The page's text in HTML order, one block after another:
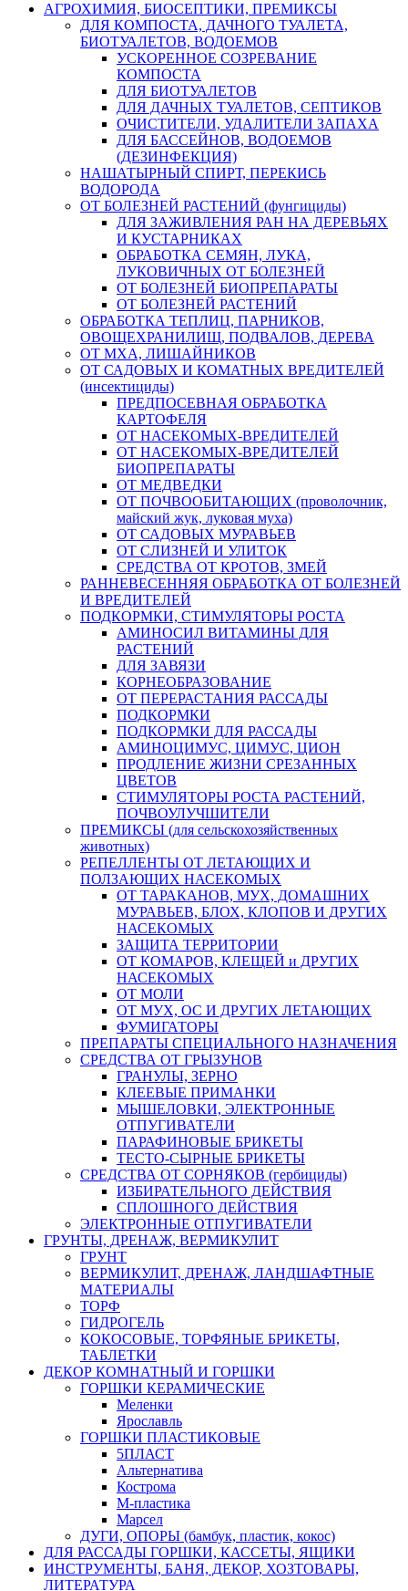
АГРОХИМИЯ, БИОСЕПТИКИ, ПРЕМИКСЫ
ДЛЯ КОМПОСТА, ДАЧНОГО ТУАЛЕТА,
БИОТУАЛЕТОВ, ВОДОЕМОВ
УСКОРЕННОЕ СОЗРЕВАНИЕ
КОМПОСТА
ДЛЯ БИОТУАЛЕТОВ
ДЛЯ ДАЧНЫХ ТУАЛЕТОВ, СЕПТИКОВ
ОЧИСТИТЕЛИ, УДАЛИТЕЛИ ЗАПАХА
ДЛЯ БАССЕЙНОВ, ВОДОЕМОВ
(ДЕЗИНФЕКЦИЯ)
НАШАТЫРНЫЙ СПИРТ, ПЕРЕКИСЬ
ВОДОРОДА
ОТ БОЛЕЗНЕЙ РАСТЕНИЙ (фунгициды)
ДЛЯ ЗАЖИВЛЕНИЯ РАН НА ДЕРЕВЬЯХ
И КУСТАРНИКАХ
ОБРАБОТКА СЕМЯН, ЛУКА,
ЛУКОВИЧНЫХ ОТ БОЛЕЗНЕЙ
ОТ БОЛЕЗНЕЙ БИОПРЕПАРАТЫ
ОТ БОЛЕЗНЕЙ РАСТЕНИЙ
ОБРАБОТКА ТЕПЛИЦ, ПАРНИКОВ,
ОВОЩЕХРАНИЛИЩ, ПОДВАЛОВ, ДЕРЕВА
ОТ МХА, ЛИШАЙНИКОВ
ОТ САДОВЫХ И КОМАТНЫХ ВРЕДИТЕЛЕЙ
(инсектициды)
ПРЕДПОСЕВНАЯ ОБРАБОТКА
КАРТОФЕЛЯ
ОТ НАСЕКОМЫХ-ВРЕДИТЕЛЕЙ
ОТ НАСЕКОМЫХ-ВРЕДИТЕЛЕЙ
БИОПРЕПАРАТЫ
ОТ МЕДВЕДКИ
ОТ ПОЧВООБИТАЮЩИХ (проволочник,
майский жук, луковая муха)
ОТ САДОВЫХ МУРАВЬЕВ
ОТ СЛИЗНЕЙ И УЛИТОК
СРЕДСТВА ОТ КРОТОВ, ЗМЕЙ
РАННЕВЕСЕННЯЯ ОБРАБОТКА ОТ БОЛЕЗНЕЙ
И ВРЕДИТЕЛЕЙ
ПОДКОРМКИ, СТИМУЛЯТОРЫ РОСТА
АМИНОСИЛ ВИТАМИНЫ ДЛЯ
РАСТЕНИЙ
ДЛЯ ЗАВЯЗИ
КОРНЕОБРАЗОВАНИЕ
ОТ ПЕРЕРАСТАНИЯ РАССАДЫ
ПОДКОРМКИ
ПОДКОРМКИ ДЛЯ РАССАДЫ
АМИНОЦИМУС, ЦИМУС, ЦИОН
ПРОДЛЕНИЕ ЖИЗНИ СРЕЗАННЫХ
ЦВЕТОВ
СТИМУЛЯТОРЫ РОСТА РАСТЕНИЙ,
ПОЧВОУЛУЧШИТЕЛИ
ПРЕМИКСЫ (для сельскохозяйственных
животных)
РЕПЕЛЛЕНТЫ ОТ ЛЕТАЮЩИХ И
ПОЛЗАЮЩИХ НАСЕКОМЫХ
ОТ ТАРАКАНОВ, МУХ, ДОМАШНИХ
МУРАВЬЕВ, БЛОХ, КЛОПОВ И ДРУГИХ
НАСЕКОМЫХ
ЗАЩИТА ТЕРРИТОРИИ
ОТ КОМАРОВ, КЛЕЩЕЙ и ДРУГИХ
НАСЕКОМЫХ
ОТ МОЛИ
ОТ МУХ, ОС И ДРУГИХ ЛЕТАЮЩИХ
ФУМИГАТОРЫ
ПРЕПАРАТЫ СПЕЦИАЛЬНОГО НАЗНАЧЕНИЯ
СРЕДСТВА ОТ ГРЫЗУНОВ
ГРАНУЛЫ, ЗЕРНО
КЛЕЕВЫЕ ПРИМАНКИ
МЫШЕЛОВКИ, ЭЛЕКТРОННЫЕ
ОТПУГИВАТЕЛИ
ПАРАФИНОВЫЕ БРИКЕТЫ
ТЕСТО-СЫРНЫЕ БРИКЕТЫ
СРЕДСТВА ОТ СОРНЯКОВ (гербициды)
ИЗБИРАТЕЛЬНОГО ДЕЙСТВИЯ
СПЛОШНОГО ДЕЙСТВИЯ
ЭЛЕКТРОННЫЕ ОТПУГИВАТЕЛИ
ГРУНТЫ, ДРЕНАЖ, ВЕРМИКУЛИТ
ГРУНТ
ВЕРМИКУЛИТ, ДРЕНАЖ, ЛАНДШАФТНЫЕ
МАТЕРИАЛЫ
ТОРФ
ГИДРОГЕЛЬ
КОКОСОВЫЕ, ТОРФЯНЫЕ БРИКЕТЫ,
ТАБЛЕТКИ
ДЕКОР КОМНАТНЫЙ И ГОРШКИ
ГОРШКИ КЕРАМИЧЕСКИЕ
Меленки
Ярославль
ГОРШКИ ПЛАСТИКОВЫЕ
5ПЛАСТ
Альтернатива
Кострома
М-пластика
Марсел
ДУГИ, ОПОРЫ (бамбук, пластик, кокос)
ДЛЯ РАССАДЫ ГОРШКИ, КАССЕТЫ, ЯЩИКИ
ИНСТРУМЕНТЫ, БАНЯ, ДЕКОР, ХОЗТОВАРЫ,
ЛИТЕРАТУРА